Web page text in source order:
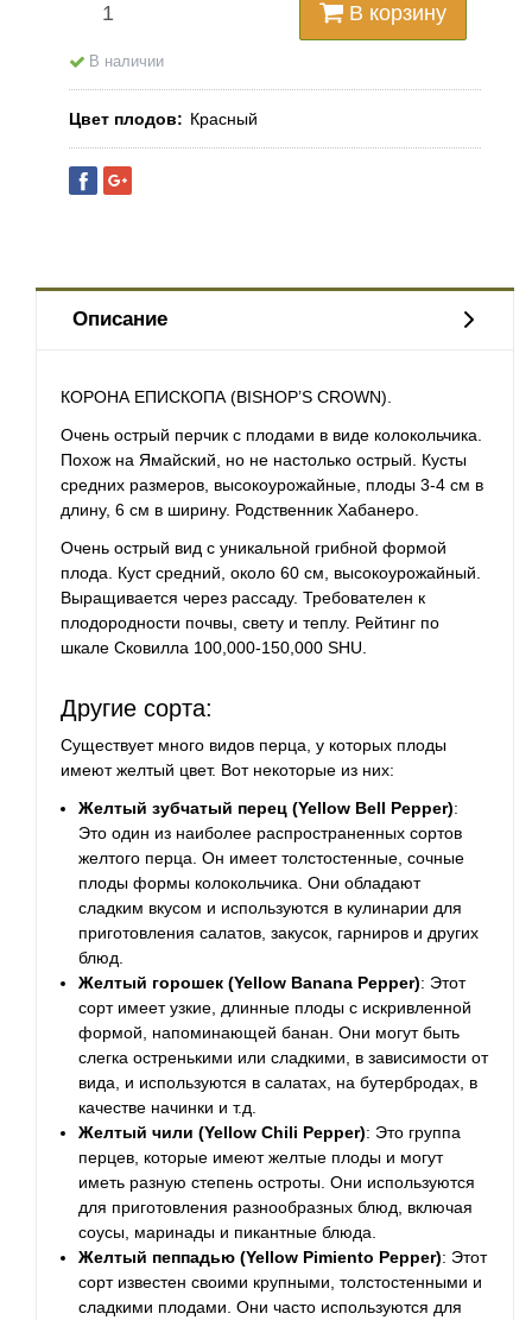
В корзину
В наличии
Цвет плодов Красный
Описание
КОРОНА ЕПИСКОПА (BISHOP’S CROWN).
Очень острый перчик с плодами в виде колокольчика.
Похож на Ямайский, но не настолько острый. Кусты
средних размеров, высокоурожайные, плоды 3-4 см в
длину, 6 см в ширину. Родственник Хабанеро.
Очень острый вид с уникальной грибной формой
плода. Куст средний, около 60 см, высокоурожайный.
Выращивается через рассаду. Требователен к
плодородности почвы, свету и теплу. Рейтинг по
шкале Сковилла 100,000-150,000 SHU.
Другие сорта:
Существует много видов перца, у которых плоды
имеют желтый цвет. Вот некоторые из них:
Желтый зубчатый перец (Yellow Bell Pepper):
Это один из наиболее распространенных сортов
желтого перца. Он имеет толстостенные, сочные
плоды формы колокольчика. Они обладают
сладким вкусом и используются в кулинарии для
приготовления салатов, закусок, гарниров и других
блюд.
Желтый горошек (Yellow Banana Pepper): Этот
сорт имеет узкие, длинные плоды с искривленной
формой, напоминающей банан. Они могут быть
слегка остренькими или сладкими, в зависимости от
вида, и используются в салатах, на бутербродах, в
качестве начинки и т.д.
Желтый чили (Yellow Chili Pepper): Это группа
перцев, которые имеют желтые плоды и могут
иметь разную степень остроты. Они используются
для приготовления разнообразных блюд, включая
соусы, маринады и пикантные блюда.
Желтый пеппадью (Yellow Pimiento Pepper): Этот
сорт известен своими крупными, толстостенными и
сладкими плодами. Они часто используются для